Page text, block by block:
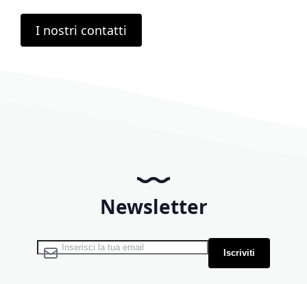
I nostri contatti
Newsletter
Iscriviti alla nostra Newsletter: Iscriviti